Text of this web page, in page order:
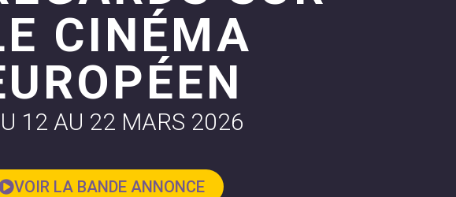
CINÉMA
12 AU 22 MARS 2026
VOIR LA BANDE ANNONCE